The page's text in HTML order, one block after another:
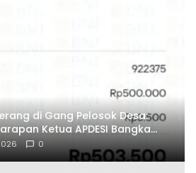
di Gang Pelosok Desa:
Ketua APDESI Bangka
PLN Babel
0